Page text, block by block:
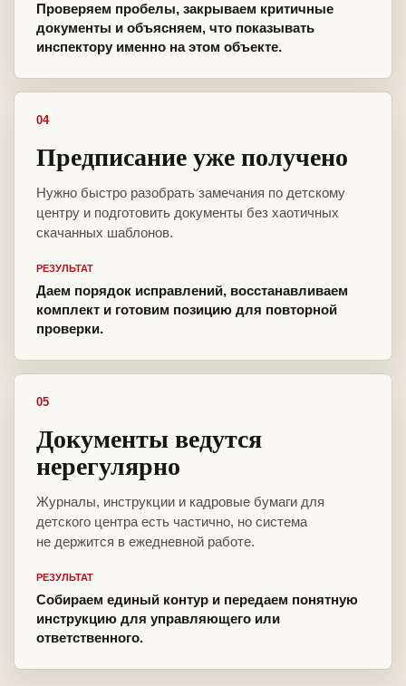
Проверяем пробелы, закрываем критичные
документы и объясняем, что показывать
инспектору именно на этом объекте.
04
Предписание уже получено
Нужно быстро разобрать замечания по детскому
центру и подготовить документы без хаотичных
скачанных шаблонов.
РЕЗУЛЬТАТ
Даем порядок исправлений, восстанавливаем
комплект и готовим позицию для повторной
проверки.
05
Документы ведутся
нерегулярно
Журналы, инструкции и кадровые бумаги для
детского центра есть частично, но система
не держится в ежедневной работе.
РЕЗУЛЬТАТ
Собираем единый контур и передаем понятную
инструкцию для управляющего или
ответственного.